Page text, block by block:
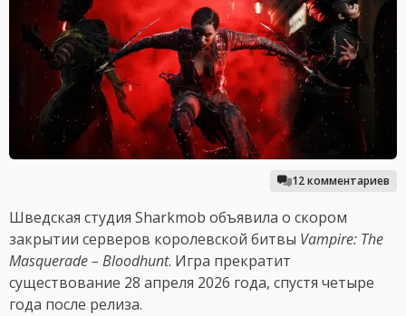
12 комментариев
Шведская студия Sharkmob объявила о скором
закрытии серверов королевской битвы Vampire: The
Masquerade – Bloodhunt. Игра прекратит
существование 28 апреля 2026 года, спустя четыре
года после релиза.